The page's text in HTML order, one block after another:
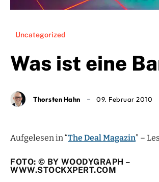
Uncategorized
Was ist eine
Thorsten Hahn 09. Februar 2010
Aufgelesen in “The Deal Magazin” –
FOTO: © BY WOODYGRAPH –
WWW.STOCKXPERT.COM